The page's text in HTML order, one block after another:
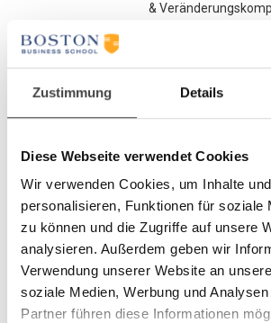
Zustimmung Details
Diese Webseite verwendet Cookies
Wir verwenden Cookies, um Inhalte
personalisieren, Funktionen für soziale
zu können und die Zugriffe auf unsere
analysieren. Außerdem geben wir
Verwendung unserer Website an
soziale Medien, Werbung und
Partner führen diese Informationen
&
Seminar*
Startdatum* 01.12.2026
Anrede*
Geburtsdatum*
Firma*
Abteilung